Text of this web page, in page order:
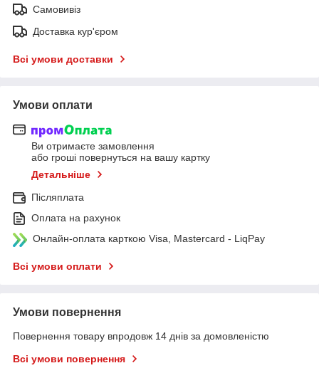
Самовивіз
Доставка кур'єром
Всі умови доставки
Умови оплати
Ви отримаєте замовлення
або гроші повернуться на вашу картку
Детальніше
Післяплата
Оплата на рахунок
Онлайн-оплата карткою Visa, Mastercard - LiqPay
Всі умови оплати
Умови повернення
Повернення товару впродовж 14 днів за домовленістю
Всі умови повернення